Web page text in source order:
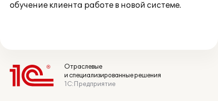
обучение клиента работе в новой системе.
Отраслевые
и специализированные решения
1С:Предприятие